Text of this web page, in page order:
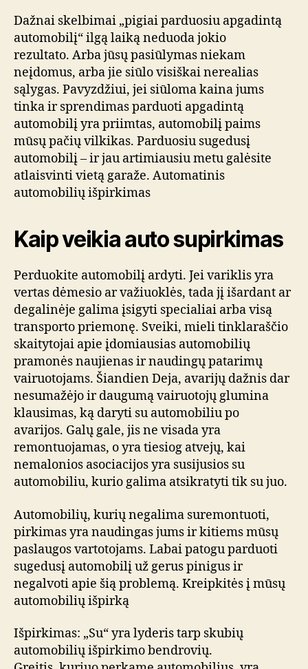
Dažnai skelbimai „pigiai parduosiu apgadintą
automobilį“ ilgą laiką neduoda jokio
rezultato. Arba jūsų pasiūlymas niekam
neįdomus, arba jie siūlo visiškai nerealias
sąlygas. Pavyzdžiui, jei siūloma kaina jums
tinka ir sprendimas parduoti apgadintą
automobilį yra priimtas, automobilį paims
mūsų pačių vilkikas. Parduosiu sugedusį
automobilį – ir jau artimiausiu metu galėsite
atlaisvinti vietą garaže. Automatinis
automobilių išpirkimas
Kaip veikia auto supirkimas
Perduokite automobilį ardyti. Jei variklis yra
vertas dėmesio ar važiuoklės, tada jį išardant ar
degalinėje galima įsigyti specialiai arba visą
transporto priemonę. Sveiki, mieli tinklaraščio
skaitytojai apie įdomiausias automobilių
pramonės naujienas ir naudingų patarimų
vairuotojams. Šiandien Deja, avarijų dažnis dar
nesumažėjo ir daugumą vairuotojų glumina
klausimas, ką daryti su automobiliu po
avarijos. Galų gale, jis ne visada yra
remontuojamas, o yra tiesiog atvejų, kai
nemalonios asociacijos yra susijusios su
automobiliu, kurio galima atsikratyti tik su juo.
Automobilių, kurių negalima suremontuoti,
pirkimas yra naudingas jums ir kitiems mūsų
paslaugos vartotojams. Labai patogu parduoti
sugedusį automobilį už gerus pinigus ir
negalvoti apie šią problemą. Kreipkitės į mūsų
automobilių išpirką
Išpirkimas: „Su“ yra lyderis tarp skubių
automobilių išpirkimo bendrovių.